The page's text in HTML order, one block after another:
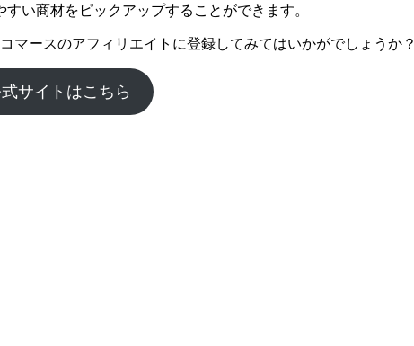
い商材をピックアップすることができます。
マースのアフィリエイトに登録してみてはいかがでしょうか？
サイトはこちら